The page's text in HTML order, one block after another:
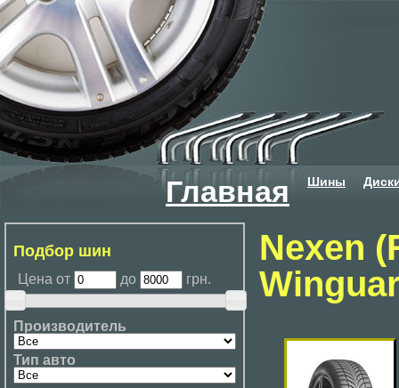
Главная Шины
Подбор шин
Цена от до грн.
Производитель
Тип авто
Nexen